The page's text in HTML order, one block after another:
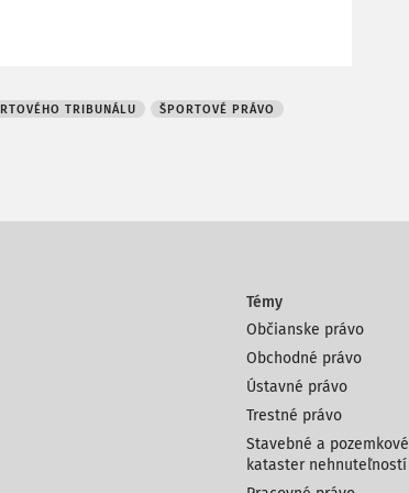
TRIBUNÁLU ŠPORTOVÉ PRÁVO
Témy
Občianske právo
Obchodné právo
Ústavné právo
Trestné právo
Stavebné a
kataster nehnuteľností